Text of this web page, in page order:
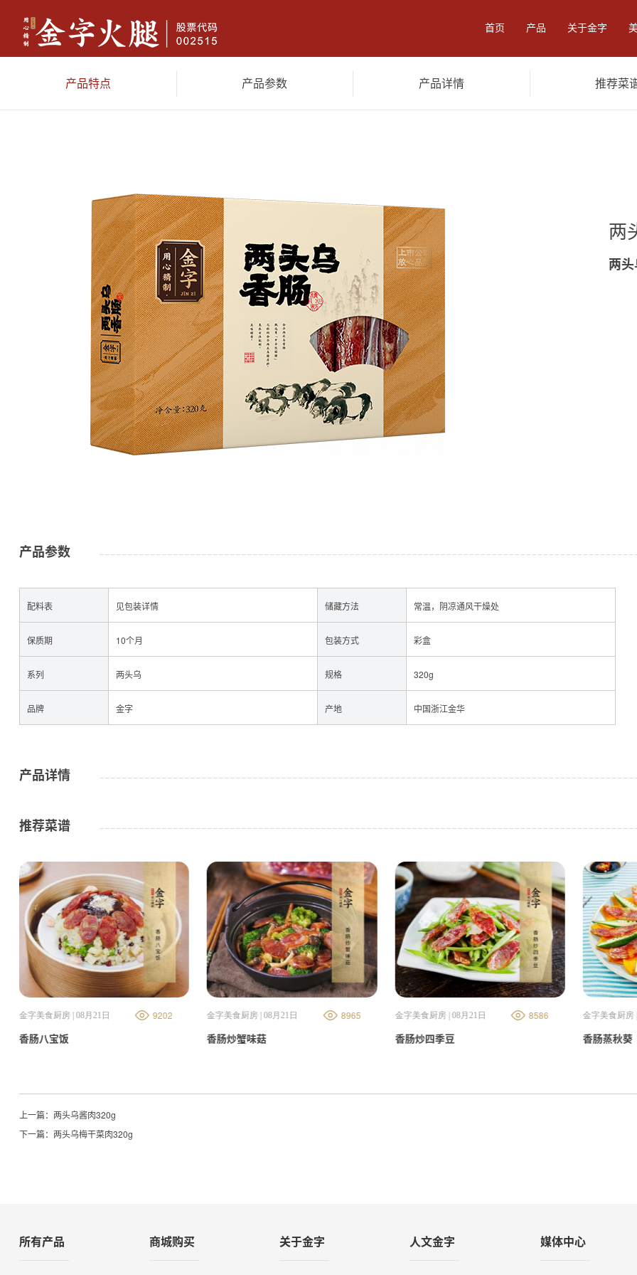
首页 产品 关于金字
典藏两头乌火腿(限量）4.18kg
两头乌火腿（限量）3.6kg
尊享
陈香火腿3.6kg
陈年
公司简介
产品特点 产品参数 产品详情 推荐菜
两
两
产品参数
配料表 见包装详情 储藏方法 常温，阴凉通风干燥处
保质期 10个月 包装方式 彩盒
系列 两头乌 规格 320g
品牌 金字 产地 中国浙江金华
产品详情
推荐菜谱
9202
金字美食厨房 | 08月21日
香肠八宝饭
8965
金字美食厨房 | 08月21日
香肠炒蟹味菇
8586
金字美食厨房 | 08月21日
香肠炒四季豆
金字美食厨房
香肠蒸秋葵
上一篇： 两头乌酱肉320g
下一篇： 两头乌梅干菜肉320g
所有产品 商城购买 关于金字 人文金字 媒体中心